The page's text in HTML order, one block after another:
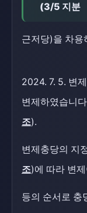
(3/5 지분
근저당)을 차용
2024. 7. 5. 변
변제하였습니
조).
변제충당의 지
조)에 따라 변
등의 순서로 충